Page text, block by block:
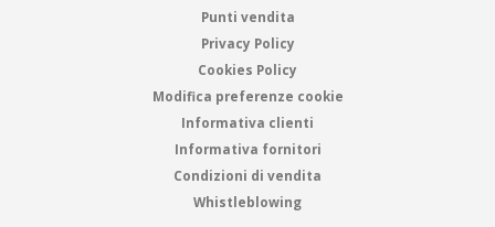
Punti vendita
Privacy Policy
Cookies Policy
Modifica preferenze cookie
Informativa clienti
Informativa fornitori
Condizioni di vendita
Whistleblowing